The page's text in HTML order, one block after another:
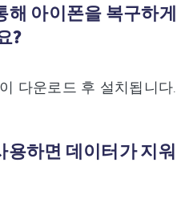
해 아이폰을 복구하게
?
다운로드 후 설치됩니다.
용하면 데이터가 지워